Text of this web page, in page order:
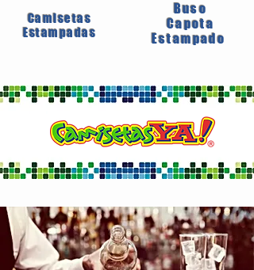
Camisetas
Estampadas
Buso
Capota
Estampado